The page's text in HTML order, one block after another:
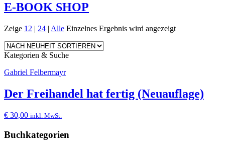
E-BOOK SHOP
Zeige 12 | 24 | Alle Einzelnes Ergebnis wird angezeigt
Kategorien & Suche
Gabriel Felbermayr
Der Freihandel hat fertig (Neuauflage)
€ 30,00 inkl. MwSt.
Buchkategorien